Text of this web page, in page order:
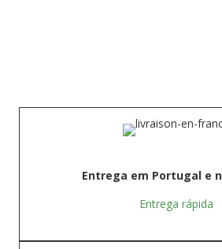
Entrega em Portugal e
Entrega rápida